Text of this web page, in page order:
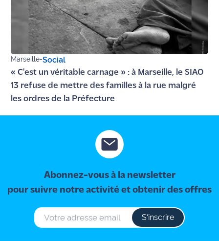
Marseille-Social
« C'est un véritable carnage » : à Marseille, le SIAO
13 refuse de mettre des familles à la rue malgré
les ordres de la Préfecture
Abonnez-vous à la newsletter
pour suivre notre activité et obtenir des offres
S‘inscrire